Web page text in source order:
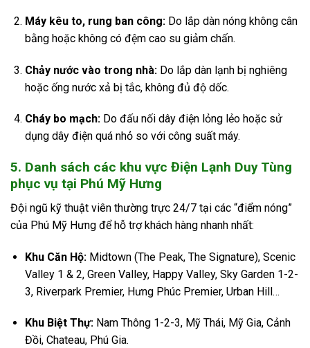
Máy kêu to, rung ban công:Do lắp dàn nóng không cân
bằng hoặc không có đệm cao su giảm chấn.
Chảy nước vào trong nhà:Do lắp dàn lạnh bị nghiêng
hoặc ống nước xả bị tắc, không đủ độ dốc.
Cháy bo mạch:Do đấu nối dây điện lỏng lẻo hoặc sử
dụng dây điện quá nhỏ so với công suất máy.
5. Danh sách các khu vực Điện Lạnh Duy Tùng
phục vụ tại Phú Mỹ Hưng
Đội ngũ kỹ thuật viên thường trực 24/7 tại các “điểm nóng”
của Phú Mỹ Hưng để hỗ trợ khách hàng nhanh nhất:
Khu Căn Hộ:Midtown (The Peak, The Signature), Scenic
Valley 1 & 2, Green Valley, Happy Valley, Sky Garden 1-2-
3, Riverpark Premier, Hưng Phúc Premier, Urban Hill…
Khu Biệt Thự:Nam Thông 1-2-3, Mỹ Thái, Mỹ Gia, Cảnh
Đồi, Chateau, Phú Gia.